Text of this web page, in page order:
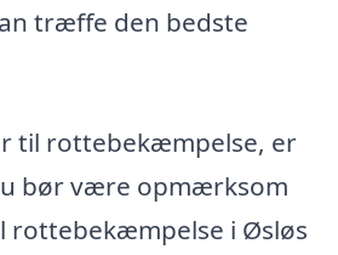
træffe den bedste
til rottebekæmpelse, er
bør være opmærksom
rottebekæmpelse i Øsløs